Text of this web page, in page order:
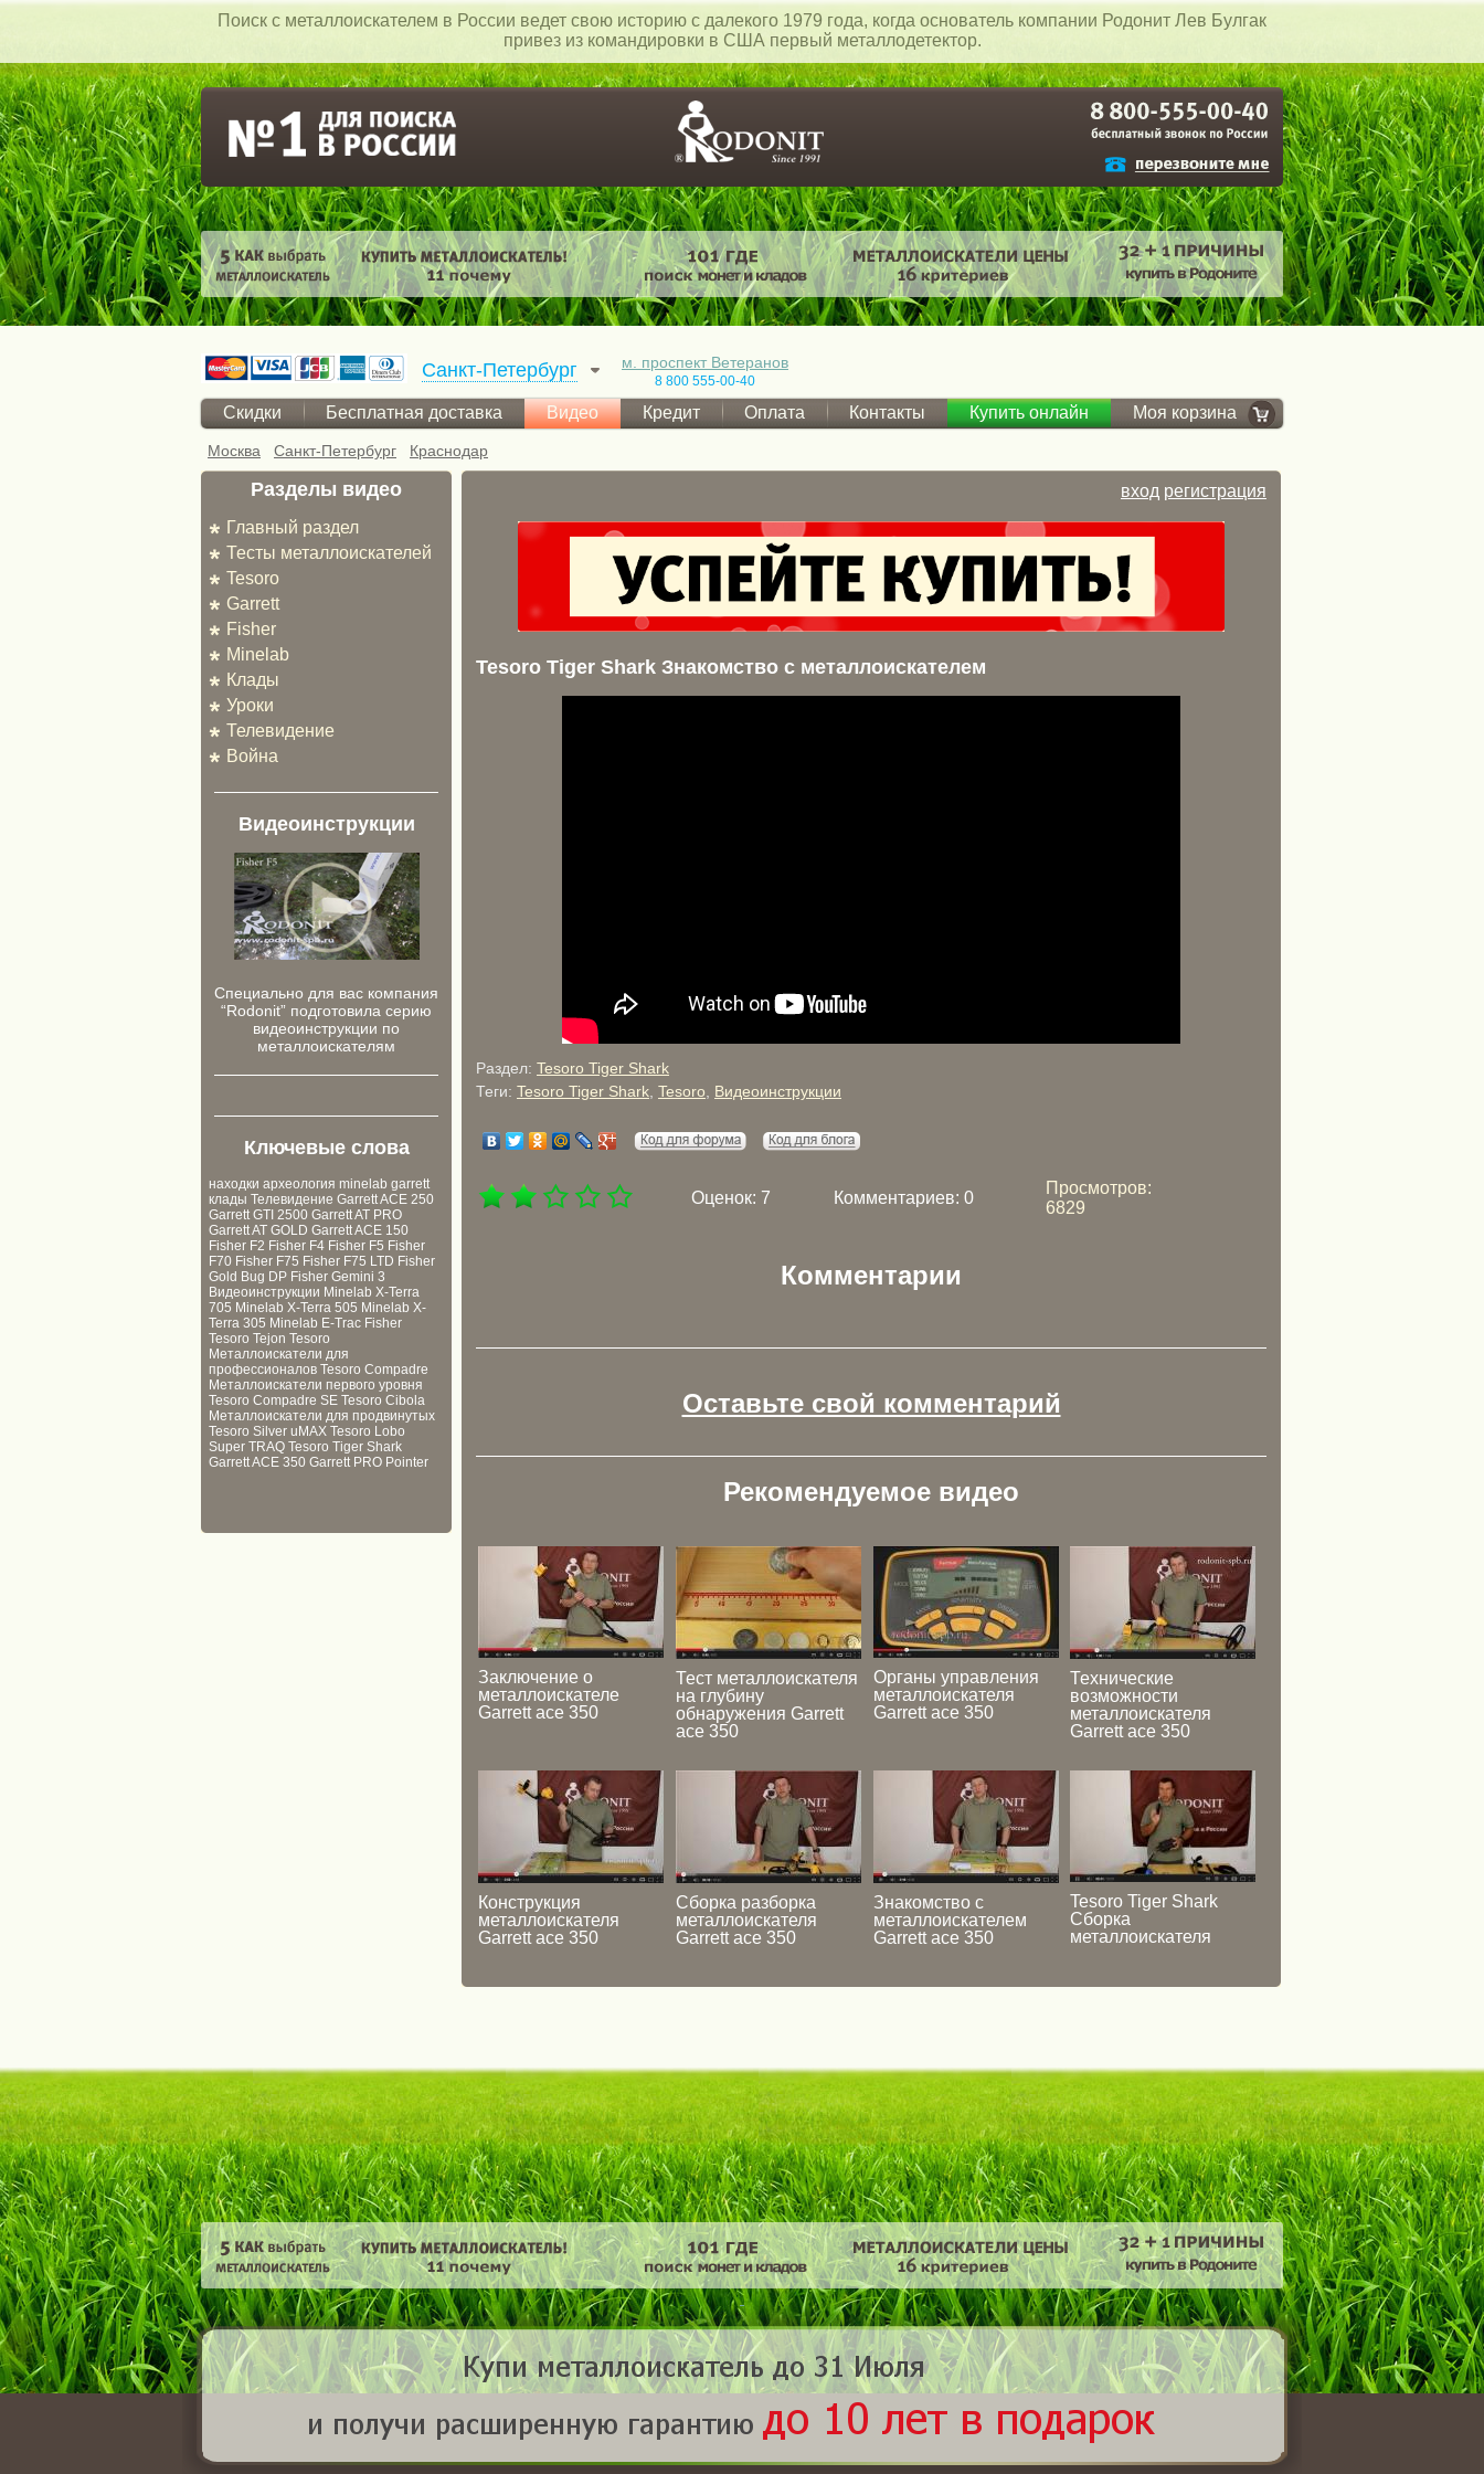
Поиск c металлоискателем в России ведет свою историю с далекого 1979 года, когда основатель компании Родонит Лев Булгак
привез из командировки в США первый металлодетектор.
Санкт-Петербург м. проспект Ветеранов
8 800 555-00-40
Скидки Бесплатная доставка Видео Кредит Оплата Контакты Купить онлайн Моя корзина
Москва Санкт-Петербург Краснодар
Разделы видео
Главный раздел
Тесты металлоискателей
Tesoro
Garrett
Fisher
Minelab
Клады
Уроки
Телевидение
Война
Видеоинструкции
Cпециально для ваc компания
“Rodonit” подготовила серию
видеоинструкции по
металлоискателям
Ключевые слова
находки археология minelab garrett
клады Телевидение Garrett ACE 250
Garrett GTI 2500 Garrett AT PRO
Garrett AT GOLD Garrett ACE 150
Fisher F2 Fisher F4 Fisher F5 Fisher
F70 Fisher F75 Fisher F75 LTD Fisher
Gold Bug DP Fisher Gemini 3
Видеоинструкции Minelab X-Terra
705 Minelab X-Terra 505 Minelab X-
Terra 305 Minelab E-Trac Fisher
Tesoro Tejon Tesoro
Металлоискатели для
профессионалов Tesoro Compadre
Металлоискатели первого уровня
Tesoro Compadre SE Tesoro Cibola
Металлоискатели для продвинутых
Tesoro Silver uMAX Tesoro Lobo
Super TRAQ Tesoro Tiger Shark
Garrett ACE 350 Garrett PRO Pointer
вход регистрация
Tesoro Tiger Shark Знакомство с металлоискателем
Раздел: Tesoro Tiger Shark
Теги: Tesoro Tiger Shark Tesoro Видеоинструкции
Оценок: 7 Комментариев: 0
Просмотров:
6829
Комментарии
Оставьте свой комментарий
Рекомендуемое видео
Заключение о
металлоискателе
Garrett ace 350
Тест металлоискателя
на глубину
обнаружения Garrett
ace 350
Органы управления
металлоискателя
Garrett ace 350
Технические
возможности
металлоискателя
Garrett ace 350
Конструкция
металлоискателя
Garrett ace 350
Сборка разборка
металлоискателя
Garrett ace 350
Знакомство с
металлоискателем
Garrett ace 350
Tesoro Tiger Shark
Сборка
металлоискателя